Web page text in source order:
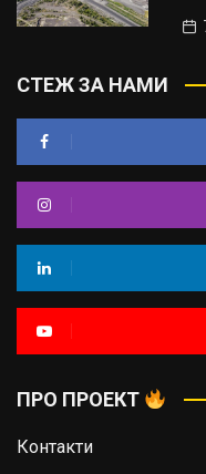
СТЕЖ ЗА НАМИ
ПРО ПРОЕКТ
Контакти